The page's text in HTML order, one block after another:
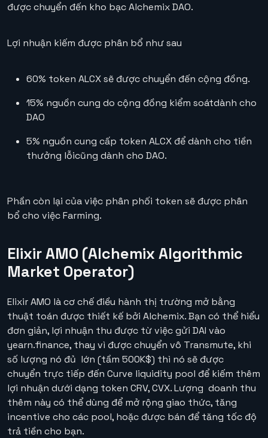
được chuyển đến kho bạc Alchemix DAO.
Lợi nhuận kiếm được phân bổ như sau
60% token ALCX sẽ được chuyển đến cộng đồng.
15% nguồn cung do cộng đồng kiểm soátdành cho
DAO
5% nguồn cung cấp token ALCX để dành cho tiền
thưởng lỗicũng dành cho DAO.
Phần còn lại của việc phân phối token sẽ được phân
bổ cho việc Farming.
Elixir AMO (Alchemix Algorithmic
Market Operator)
Elixir AMO là cơ chế điều hành thị trường mở bằng
thuật toán được thiết kế bởi Alchemix. Bạn có thể hiểu
đơn giản, lợi nhuận thu được từ việc gửi DAI vào
yearn.finance, thay vì được chuyển vô Transmute, khi
số lượng nó đủ lớn (tầm 500K$) thì nó sẽ được
chuyển trực tiếp đến Curve liquidity pool để kiếm thêm
lợi nhuận dưới dạng token CRV, CVX. Lượng doanh thu
thêm này có thể dùng để mở rộng giao thức, tăng
incentive cho các pool, hoặc được bán để tăng tốc độ
trả tiền cho bạn.